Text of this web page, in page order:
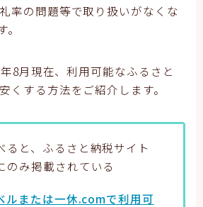
率の問題等で取り扱いがなくな
8月現在、利用可能なふるさと
くする方法をご紹介します。
ると、ふるさと納税サイト
のみ掲載されている
ルまたは一休.comで利用可